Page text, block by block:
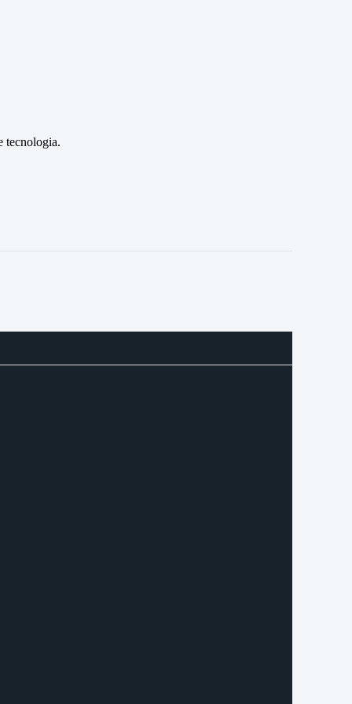
tecnologia.